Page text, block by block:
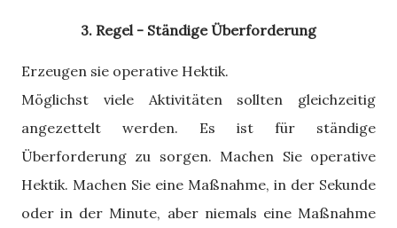
3. Regel - Ständige Überforderung
Erzeugen sie operative Hektik.
Möglichst viele Aktivitäten sollten gleichzeitig
angezettelt werden. Es ist für ständige
Überforderung zu sorgen. Machen Sie operative
Hektik. Machen Sie eine Maßnahme, in der Sekunde
oder in der Minute, aber niemals eine Maßnahme